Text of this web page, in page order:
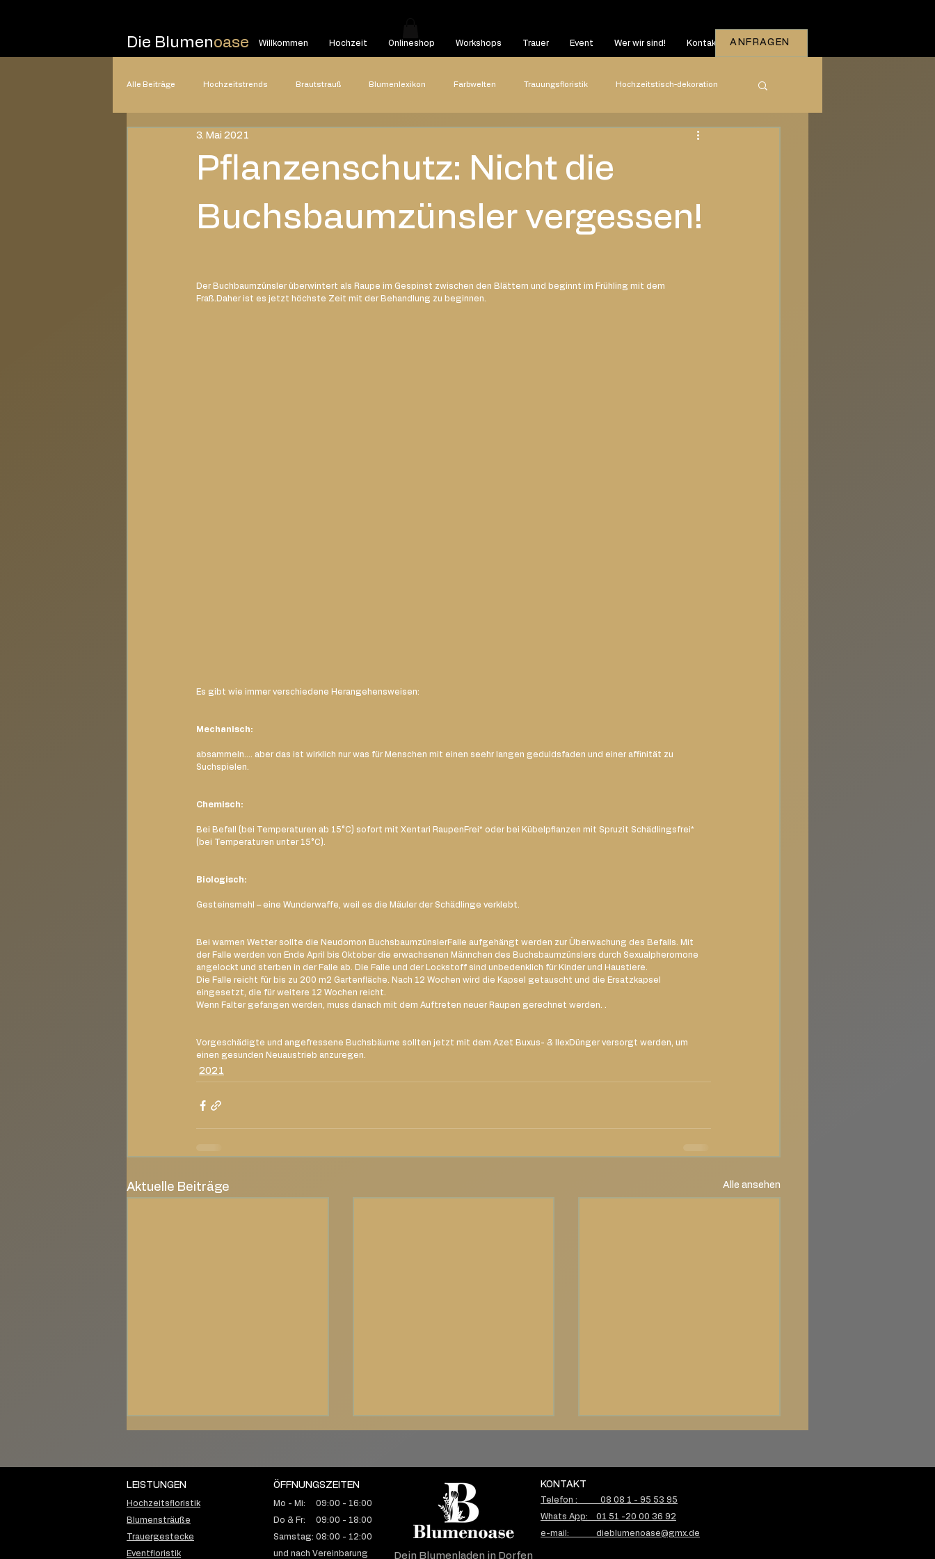
Die Blumenoase Willkommen Hochzeit Onlineshop Workshops Trauer Event Wer wir sind! Kontakt ANFRAGEN
Alle Beiträge Hochzeitstrends Brautstrauß Blumenlexikon Farbwelten Trauungsfloristik Hochzeitstisch-dekoration
Hochzeitsplanung
Pflanzenschutz: Nicht die
Buchsbaumzünsler vergessen!
3. Mai 2021
Der Buchbaumzünsler überwintert als Raupe im Gespinst zwischen den Blättern und beginnt im Frühling mit dem
Fraß.Daher ist es jetzt höchste Zeit mit der Behandlung zu beginnen.
Es gibt wie immer verschiedene Herangehensweisen:
Mechanisch:
absammeln.... aber das ist wirklich nur was für Menschen mit einen seehr langen geduldsfaden und einer affinität zu
Suchspielen.
Chemisch:
Bei Befall (bei Temperaturen ab 15°C) sofort mit Xentari RaupenFrei* oder bei Kübelpflanzen mit Spruzit Schädlingsfrei*
(bei Temperaturen unter 15°C).
Biologisch:
Gesteinsmehl – eine Wunderwaffe, weil es die Mäuler der Schädlinge verklebt.
Bei warmen Wetter sollte die Neudomon BuchsbaumzünslerFalle aufgehängt werden zur Überwachung des Befalls. Mit
der Falle werden von Ende April bis Oktober die erwachsenen Männchen des Buchsbaumzünslers durch Sexualpheromone
angelockt und sterben in der Falle ab. Die Falle und der Lockstoff sind unbedenklich für Kinder und Haustiere.
Die Falle reicht für bis zu 200 m2 Gartenfläche. Nach 12 Wochen wird die Kapsel getauscht und die Ersatzkapsel
eingesetzt, die für weitere 12 Wochen reicht.
Wenn Falter gefangen werden, muss danach mit dem Auftreten neuer Raupen gerechnet werden. .
Vorgeschädigte und angefressene Buchsbäume sollten jetzt mit dem Azet Buxus- & IlexDünger versorgt werden, um
einen gesunden Neuaustrieb anzuregen.
2021
Aktuelle Beiträge Alle ansehen
K & H -28.08.21I Hochzeit Floral Trend Farbe 2022 –
LEISTUNGEN
Hochzeitsfloristik
Blumensträuße
Trauergestecke
Eventfloristik
ÖFFNUNGSZEITEN
Mo - Mi: 09:00 - 16:00
Do & Fr: 09:00 - 18:00
Samstag: 08:00 - 12:00
und nach Vereinbarung
Dein Blumenladen in Dorfen
KONTAKT
Telefon : 08 08 1 - 95 53 95
Whats App: 01 51 -20 00 36 92
e-mail: dieblumenoase@gmx.de